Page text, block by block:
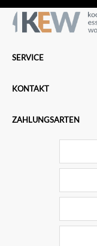
SERVICE
KONTAKT
ZAHLUNGSARTEN